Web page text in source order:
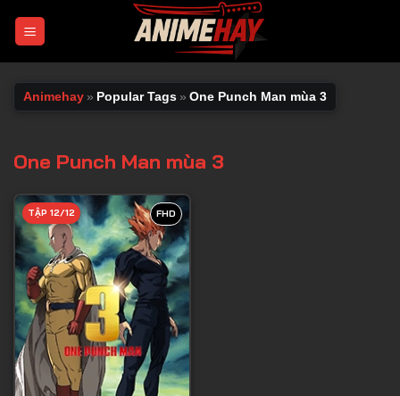
Animehay » Popular Tags » One Punch Man mùa 3
One Punch Man mùa 3
FHD
TẬP 12/12